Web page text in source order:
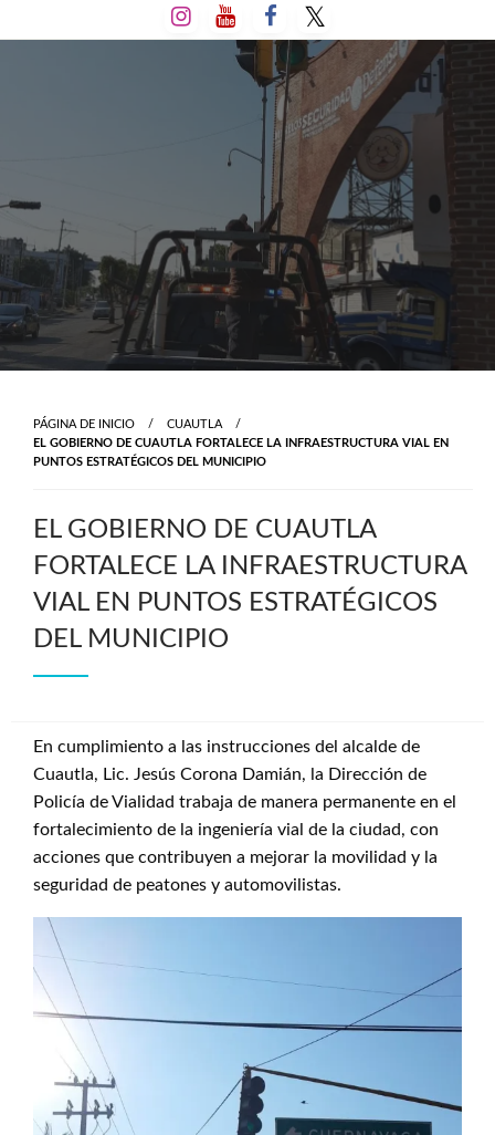
al
PÁGINA DE INICIO
CUAUTLA
EL GOBIERNO DE CUAUTLA FORTALECE LA INFRAESTRUCTURA VIAL EN
PUNTOS ESTRATÉGICOS DEL MUNICIPIO
EL GOBIERNO DE CUAUTLA
FORTALECE LA INFRAESTRUCTURA
VIAL EN PUNTOS ESTRATÉGICOS
DEL MUNICIPIO
En cumplimiento a las instrucciones del alcalde de
Cuautla, Lic. Jesús Corona Damián, la Dirección de
Policía de Vialidad trabaja de manera permanente en el
fortalecimiento de la ingeniería vial de la ciudad, con
acciones que contribuyen a mejorar la movilidad y la
seguridad de peatones y automovilistas.